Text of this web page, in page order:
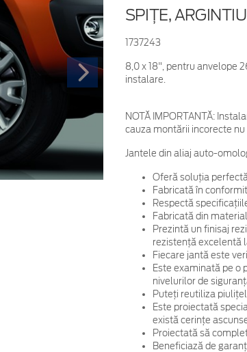
SPIŢE,
1737243
8,0 x 18", pentru anvelope
instalare.
NOTĂ IMPORTANTĂ:
cauza montării incorecte
Jantele din aliaj auto-
Oferă soluția
Fabricată în
Respectă
Fabricată din
Prezintă un finisaj
rezistență excelentă
Fiecare jantă este
Este examinată pe o
nivelurilor de
Puteți reutiliza
Este proiectată
există cerințe
Proiectată să
Beneficiază de